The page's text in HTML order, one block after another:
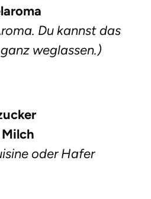
Du kannst das
weglassen.)
oder Hafer